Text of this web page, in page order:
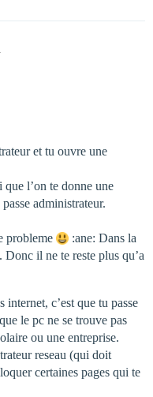
et tu ouvre une
l’on te donne une
administrateur.
probleme
:ane: Dans la
il ne te reste plus qu’a
internet, c’est que tu passe
le pc ne se trouve pas
ou une entreprise.
reseau (qui doit
certaines pages qui te